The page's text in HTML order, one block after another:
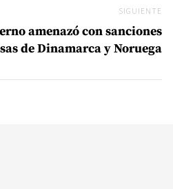
SIGUIENTE
amenazó con sanciones
de Dinamarca y Noruega